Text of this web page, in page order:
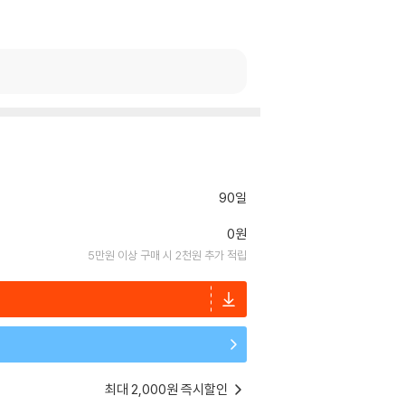
90일
0원
5만원 이상 구매 시 2천원 추가 적립
최대 2,000원 즉시할인